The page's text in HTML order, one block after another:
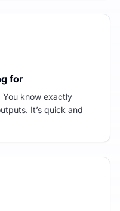
for
You know exactly
It’s quick and